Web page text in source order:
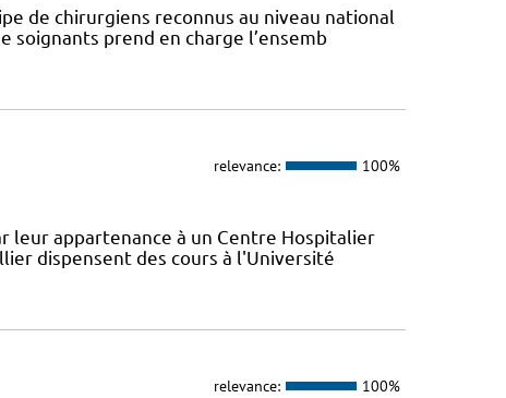
de chirurgiens reconnus au niveau national
soignants prend en charge l’ensemb
relevance: 100%
leur appartenance à un Centre Hospitalier
dispensent des cours à l'Université
relevance: 100%